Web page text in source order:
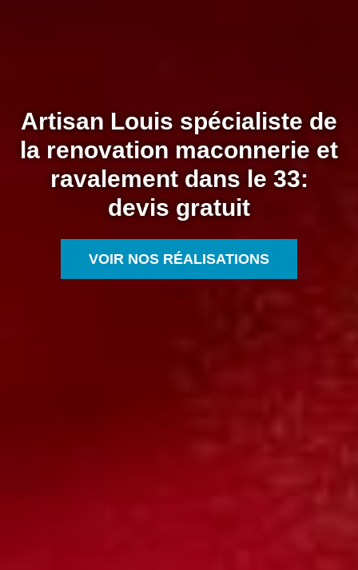
Artisan Louis spécialiste de
la renovation maconnerie et
ravalement dans le 33:
devis gratuit
VOIR NOS RÉALISATIONS